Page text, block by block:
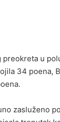
preokreta u
34 poena,
zasluženo